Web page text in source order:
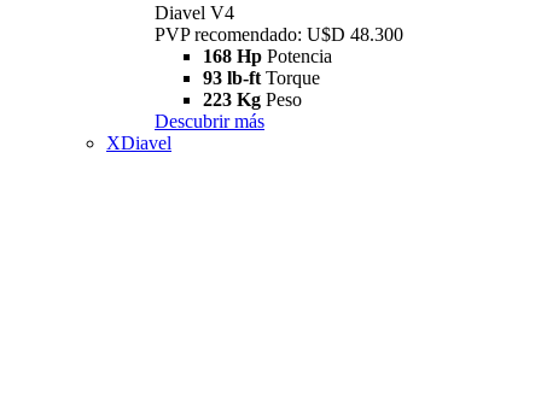
Diavel V4
PVP recomendado: U$D 48.300
168 Hp Potencia
93 lb-ft Torque
223 Kg Peso
Descubrir más
XDiavel